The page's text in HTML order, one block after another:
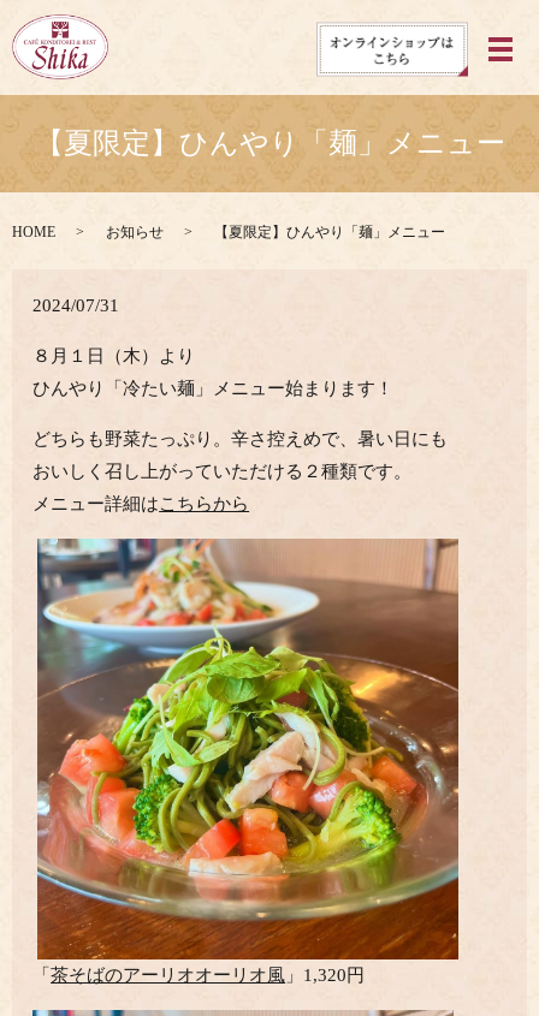
メ
【夏限定】ひんやり「麺」メニュー
HOME お知らせ 【夏限定】ひんやり「麺」メニュー
2024/07/31
８月１日（木）より
ひんやり「冷たい麺」メニュー始まります！
どちらも野菜たっぷり。辛さ控えめで、暑い日にも
おいしく召し上がっていただける２種類です。
メニュー詳細はこちらから
「茶そばのアーリオオーリオ風 」1,320円